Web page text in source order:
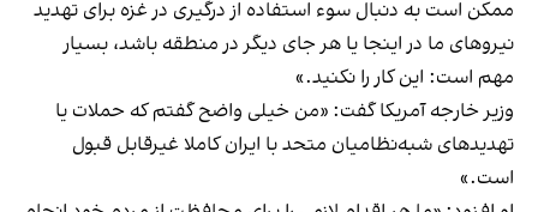
ممکن است به دنبال سوء استفاده از درگیری در غزه برای تهدید
نیروهای ما در اینجا یا هر جای دیگر در منطقه باشد، بسیار
مهم است: این کار را نکنید.»
وزیر خارجه آمریکا گفت: «من خیلی واضح گفتم که حملات یا
تهدیدهای شبه‌نظامیان متحد با ایران کاملا غیرقابل قبول
است.»